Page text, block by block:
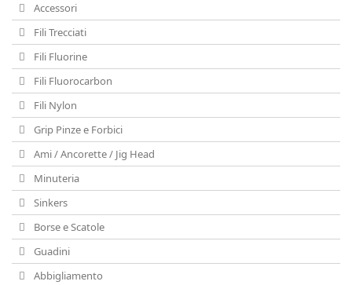
Accessori
Fili Trecciati
Fili Fluorine
Fili Fluorocarbon
Fili Nylon
Grip Pinze e Forbici
Ami / Ancorette / Jig Head
Minuteria
Sinkers
Borse e Scatole
Guadini
Abbigliamento